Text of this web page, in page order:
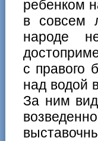
ребенком
в совсем
народе
с правого
над водой
За ним